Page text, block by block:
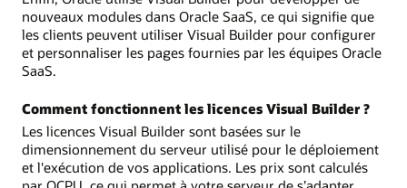
nouveaux modules dans Oracle SaaS, ce qui signifie que
les clients peuvent utiliser Visual Builder pour configurer
et personnaliser les pages fournies par les équipes Oracle
SaaS.
Comment fonctionnent les licences Visual Builder ?
Les licences Visual Builder sont basées sur le
dimensionnement du serveur utilisé pour le déploiement
et l'exécution de vos applications. Les prix sont calculés